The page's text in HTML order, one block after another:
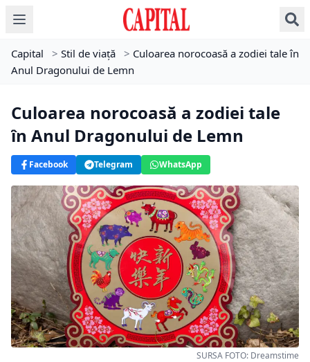
Capital > Stil de viață > Culoarea norocoasă a zodiei tale în
Anul Dragonului de Lemn
Culoarea norocoasă a zodiei tale
în Anul Dragonului de Lemn
Facebook Telegram WhatsApp
SURSA FOTO: Dreamstime